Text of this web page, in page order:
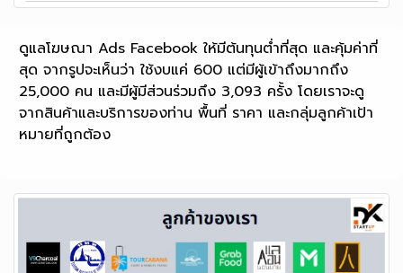
ดูแลโฆษณา Ads Facebook ให้มีต้นทุนต่ำที่สุด และคุ้มค่าที่
สุด จากรูปจะเห็นว่า ใช้งบแค่ 600 แต่มีผู้เข้าถึงมากถึง
25,000 คน และมีผู้มีส่วนร่วมถึง 3,093 ครั้ง โดยเราจะดู
จากสินค้าและบริการของท่าน พื้นที่ ราคา และกลุ่มลูกค้าเป้า
หมายที่ถูกต้อง